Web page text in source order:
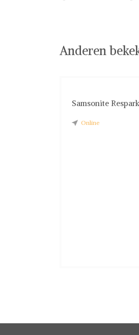
transparant, zodat je
Anderen
Samsonite
Online